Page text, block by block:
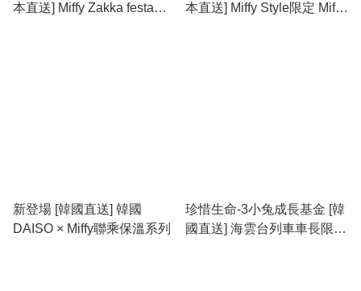
本直送] Miffy Zakka festa
本直送] Miffy Style限定 Miffy
新登場 [韓國直送] 韓國
DAISO × Miffy聯乘保溫系列
珍惜生命-3小兔成長基金 [韓
國直送] 海雲台列車車長限定